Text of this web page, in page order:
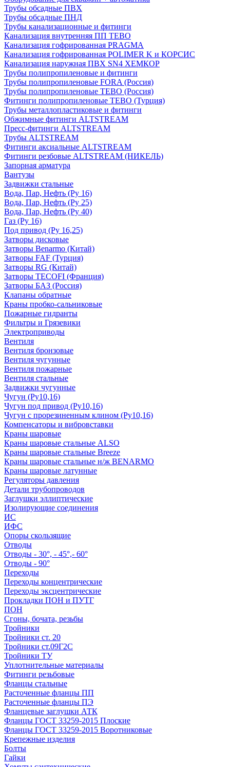
Трубы обсадные ПВХ
Трубы обсадные ПНД
Трубы канализационные и фитинги
Канализация внутренняя ПП TEBO
Канализация гофрированная PRAGMA
Канализация гофрированная POLIMER K и КОРСИС
Канализация наружная ПВХ SN4 ХЕМКОР
Трубы полипропиленовые и фитинги
Трубы полипропиленовые FORA (Россия)
Трубы полипропиленовые TEBO (Россия)
Фитинги полипропиленовые TEBO (Турция)
Трубы металлопластиковые и фитинги
Обжимные фитинги ALTSTREAM
Пресс-фитинги ALTSTREAM
Трубы ALTSTREAM
Фитинги аксиальные ALTSTREAM
Фитинги резбовые ALTSTREAM (НИКЕЛЬ)
Запорная арматура
Вантузы
Задвижки стальные
Вода, Пар, Нефть (Ру 16)
Вода, Пар, Нефть (Ру 25)
Вода, Пар, Нефть (Ру 40)
Газ (Ру 16)
Под привод (Ру 16,25)
Затворы дисковые
Затворы Benarmo (Китай)
Затворы FAF (Турция)
Затворы RG (Китай)
Затворы TECOFI (Франция)
Затворы БАЗ (Россия)
Клапаны обратные
Краны пробко-сальниковые
Пожарные гидранты
Фильтры и Грязевики
Электроприводы
Вентиля
Вентиля бронзовые
Вентиля чугунные
Вентиля пожарные
Вентиля стальные
Задвижки чугунные
Чугун (Ру10,16)
Чугун под привод (Ру10,16)
Чугун с прорезиненным клином (Ру10,16)
Компенсаторы и вибровставки
Краны шаровые
Краны шаровые стальные ALSO
Краны шаровые стальные Breeze
Краны шаровые стальные н/ж BENARMO
Краны шаровые латунные
Регуляторы давления
Детали трубопроводов
Заглушки эллиптические
Изолирующие соединения
ИС
ИФС
Опоры скользящие
Отводы
Отводы - 30°, - 45°,- 60°
Отводы - 90°
Переходы
Переходы концентрические
Переходы эксцентрические
Прокладки ПОН и ПУТГ
ПОН
Сгоны, бочата, резьбы
Тройники
Тройники ст. 20
Тройники ст.09Г2С
Тройники ТУ
Уплотнительные материалы
Фитинги резьбовые
Фланцы стальные
Расточенные фланцы ПП
Расточенные фланцы ПЭ
Фланцевые заглушки АТК
Фланцы ГОСТ 33259-2015 Плоские
Фланцы ГОСТ 33259-2015 Воротниковые
Крепежные изделия
Болты
Гайки